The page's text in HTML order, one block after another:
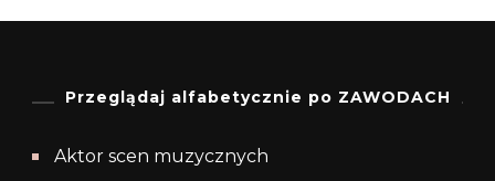
Przeglądaj alfabetycznie po ZAWODACH
Aktor scen muzycznych